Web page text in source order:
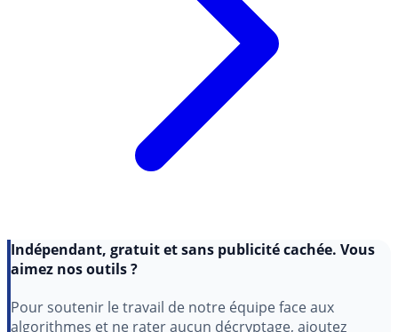
aimez nos outils ?